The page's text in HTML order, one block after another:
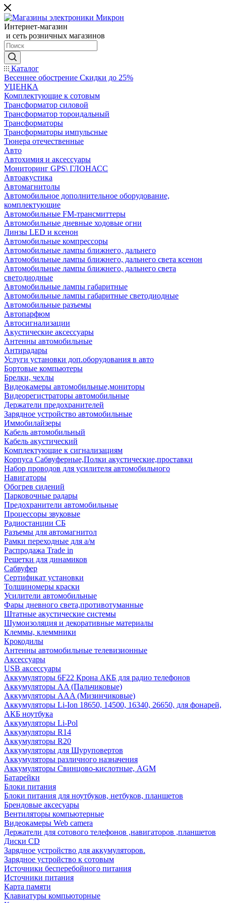
Интернет-магазин
и сеть розничных магазинов
Каталог
Весеннее обострение Скидки до 25%
УЦЕНКА
Комплектующие к сотовым
Трансформатор силовой
Трансформатор тороидальный
Трансформаторы
Трансформаторы импульсные
Тюнера отечественные
Авто
Автохимия и аксессуары
Мониторинг GPS\ ГЛОНАСС
Автоакустика
Автомагнитолы
Автомобильное дополнительное оборудование,
комплектующие
Автомобильные FM-трансмиттеры
Автомобильные дневные ходовые огни
Линзы LED и ксенон
Автомобильные компрессоры
Автомобильные лампы ближнего, дальнего
Автомобильные лампы ближнего, дальнего света ксенон
Автомобильные лампы ближнего, дальнего света
светодиодные
Автомобильные лампы габаритные
Автомобильные лампы габаритные светодиодные
Автомобильные разъемы
Автопарфюм
Автосигнализации
Акустические аксессуары
Антенны автомобильные
Антирадары
Услуги установки доп.оборудования в авто
Бортовые компьютеры
Брелки, чехлы
Видеокамеры автомобильные,мониторы
Видеорегистраторы автомобильные
Держатели предохранителей
Зарядное устройство автомобильные
Иммобилайзеры
Кабель автомобильный
Кабель акустический
Комплектующие к сигнализациям
Корпуса Сабвуферные,Полки акустические,проставки
Набор проводов для усилителя автомобильного
Навигаторы
Обогрев сидений
Парковочные радары
Предохранители автомобильные
Процессоры звуковые
Радиостанции СБ
Разъемы для автомагнитол
Рамки переходные для а/м
Распродажа Trade in
Решетки для динамиков
Сабвуфер
Сертификат установки
Толщиномеры краски
Усилители автомобильные
Фары дневного света,противотуманные
Штатные акустические системы
Шумоизоляция и декоративные материалы
Клеммы, клеммники
Крокодилы
Антенны автомобильные телевизионные
Аксессуары
USB аксессуары
Аккумуляторы 6F22 Крона АКБ для радио телефонов
Аккумуляторы AA (Пальчиковые)
Аккумуляторы AAA (Мизинчиковые)
Аккумуляторы Li-Ion 18650, 14500, 16340, 26650, для фонарей,
АКБ ноутбука
Аккумуляторы Li-Pol
Аккумуляторы R14
Аккумуляторы R20
Аккумуляторы для Шуруповертов
Аккумуляторы различного назначения
Аккумуляторы Свинцово-кислотные, AGM
Батарейки
Блоки питания
Блоки питания для ноутбуков, нетбуков, планшетов
Брендовые аксесуары
Вентиляторы компьютерные
Видеокамеры Web camera
Держатели для сотового телефонов ,навигаторов ,планшетов
Диски CD
Зарядное устройство для аккумуляторов.
Зарядное устройство к сотовым
Источники бесперебойного питания
Источники питания
Карта памяти
Клавиатуры компьюторные